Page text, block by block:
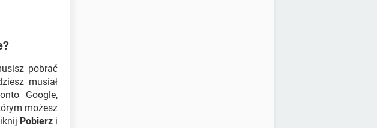
pobrać
musiał
Google,
możesz
Pobierzi